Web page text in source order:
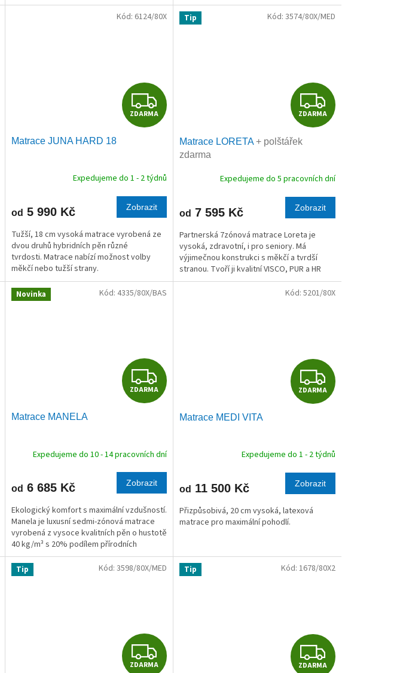
Z
D
R
M
A
ZDARMA
Matrace JUNA HARD 18
Expedujeme do 1 - 2 týdnů
od 5 990 Kč Zobrazit
Tužší, 18 cm vysoká matrace vyrobená ze
dvou druhů hybridních pěn různé
tvrdosti. Matrace nabízí možnost volby
měkčí nebo tužší strany.
Kód: 6124/80X Tip
Z
D
R
M
A
ZDARMA
Matrace LORETA+ polštářek
zdarma
Expedujeme do 5 pracovních dní
od 7 595 Kč Zobrazit
Partnerská 7zónová matrace Loreta je
vysoká, zdravotní, i pro seniory. Má
výjimečnou konstrukci s měkčí a tvrdší
stranou. Tvoří ji kvalitní VISCO, PUR a HR
pěny.
Kód: 3574/80X/MED
Novinka
Z
D
R
M
A
ZDARMA
Matrace MANELA
Expedujeme do 10 - 14 pracovních dní
od 6 685 Kč Zobrazit
Ekologický komfort s maximální vzdušností.
Manela je luxusní sedmi-zónová matrace
vyrobená z vysoce kvalitních pěn o hustotě
40 kg/m³ s 20% podílem přírodních
rostlinných olejů. Tato "bio-pěna" je nejen...
Kód: 4335/80X/BAS
Z
D
R
M
A
ZDARMA
Matrace MEDI VITA
Expedujeme do 1 - 2 týdnů
od 11 500 Kč Zobrazit
Přizpůsobivá, 20 cm vysoká, latexová
matrace pro maximální pohodlí.
Kód: 5201/80X
Tip
Z
ZDARMA
Kód: 3598/80X/MED Tip
Z
ZDARMA
Kód: 1678/80X2